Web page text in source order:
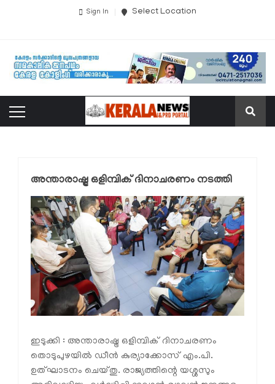
Sign In Select Location
അന്താരാഷ്ട്ര ഒളിമ്പിക് ദിനാചരണം നടത്തി
ഇടുക്കി : അന്താരാഷ്ട്ര ഒളിമ്പിക് ദിനാചരണം
തൊടുപുഴയില്‍ ഡീന്‍ കുര്യാക്കോസ് എം.പി.
ഉത്ഘാടനം ചെയ്തു. രാജ്യത്തിന്റെ യശ്ശസും